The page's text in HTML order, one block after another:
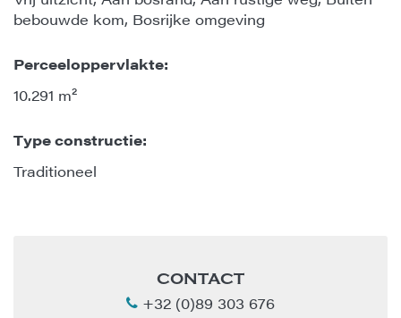
bebouwde kom, Bosrijke omgeving
Perceeloppervlakte:
10.291 m²
Type constructie:
Traditioneel
CONTACT
+32 (0)89 303 676